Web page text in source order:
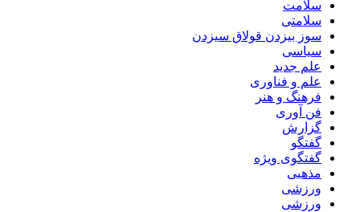
سلامت
سلامتی
سوز بیزدن قولاق سیزدن
سیاسی
علم جدید
علم و فناوری
فرهنگ و هنر
فن آوری
گزارش
گفتگو
گفتگوی ویژه
مذهبی
ورزشی
ورزشی